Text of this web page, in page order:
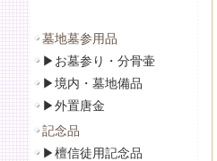
墓地墓参用品
▶ お墓参り・分骨壷
▶境内・墓地備品
▶外置唐金
記念品
▶檀信徒用記念品